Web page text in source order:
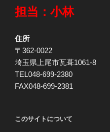
担当：小林
住所
〒362-0022
埼玉県上尾市瓦葺1061-8
TEL048-699-2380
FAX048-699-2381
このサイトについて